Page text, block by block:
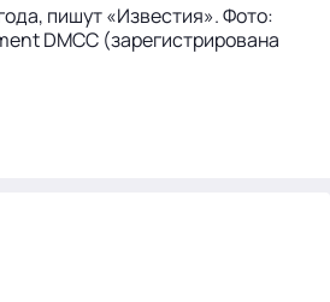
пишут «Известия». Фото:
DMCC (зарегистрирована